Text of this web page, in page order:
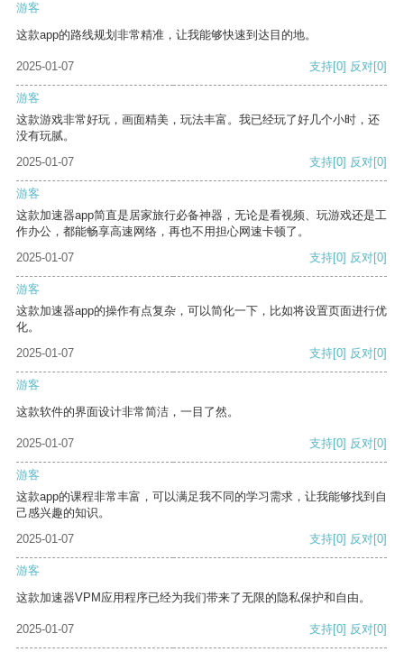
游客
这款app的路线规划非常精准，让我能够快速到达目的地。
2025-01-07 支持[0] 反对[0]
游客
这款游戏非常好玩，画面精美，玩法丰富。我已经玩了好几个小时，还
没有玩腻。
2025-01-07
支持[0] 反对[0]
游客
这款加速器app简直是居家旅行必备神器，无论是看视频、玩游戏还是工
作办公，都能畅享高速网络，再也不用担心网速卡顿了。
2025-01-07
支持[0] 反对[0]
游客
这款加速器app的操作有点复杂，可以简化一下，比如将设置页面进行优
化。
2025-01-07
支持[0] 反对[0]
游客
这款软件的界面设计非常简洁，一目了然。
2025-01-07 支持[0] 反对[0]
游客
这款app的课程非常丰富，可以满足我不同的学习需求，让我能够找到自
己感兴趣的知识。
2025-01-07
支持[0] 反对[0]
游客
这款加速器VPM应用程序已经为我们带来了无限的隐私保护和自由。
2025-01-07 支持[0] 反对[0]